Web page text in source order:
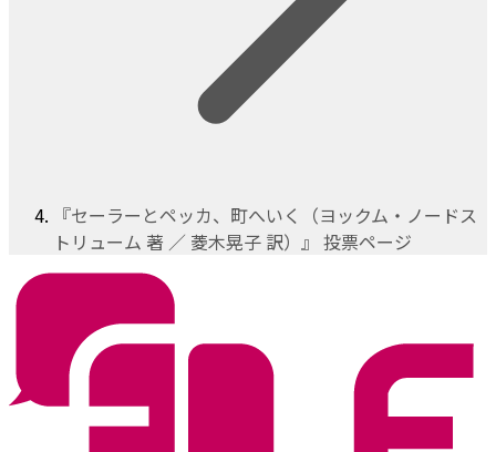
『セーラーとペッカ、町へいく（ヨックム・ノードス
トリューム 著 ／ 菱木晃子 訳）』 投票ページ